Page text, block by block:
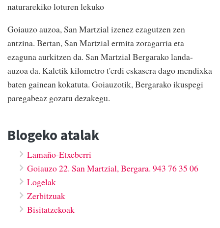
naturarekiko loturen lekuko
Goiauzo auzoa, San Martzial izenez ezagutzen zen
antzina. Bertan, San Martzial ermita zoragarria eta
ezaguna aurkitzen da. San Martzial Bergarako landa-
auzoa da. Kaletik kilometro t'erdi eskasera dago mendixka
baten gainean kokatuta. Goiauzotik, Bergarako ikuspegi
paregabeaz gozatu dezakegu.
Blogeko atalak
Lamaño-Etxeberri
Goiauzo 22. San Martzial, Bergara. 943 76 35 06
Logelak
Zerbitzuak
Bisitatzekoak